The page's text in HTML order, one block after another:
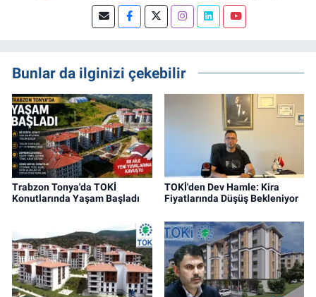
şehircilik alanlarında güçlü bilgi birikimine
sahip, dijital medya odaklı deneyimli bir
projeleri üzerine haber, analiz ve özel
dosyalar hazırlama konusunda yetkinim.
Bunlar da ilginizi çekebilir
Trabzon Tonya'da TOKİ
Konutlarında Yaşam Başladı
TOKİ'den Dev Hamle: Kira
Fiyatlarında Düşüş Bekleniyor